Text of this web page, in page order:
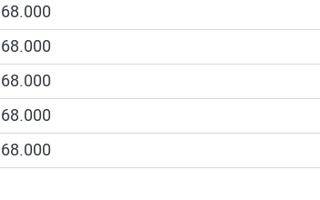
68.000
68.000
68.000
68.000
68.000